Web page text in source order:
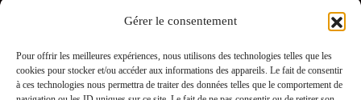
Gérer le consentement
Pour offrir les meilleures expériences, nous utilisons des technologies telles que les
cookies pour stocker et/ou accéder aux informations des appareils. Le fait de consentir
à ces technologies nous permettra de traiter des données telles que le comportement de
Articles récents
Combiner la RCR et la PDSB : une formation gagnante pour les CHSLD